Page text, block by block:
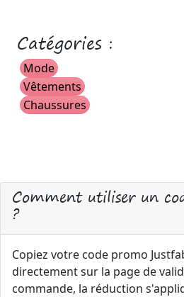
Catégories :
Mode
Vêtements
Chaussures
Comment utiliser un
?
Copiez votre code promo
directement sur la page de
commande, la réduction